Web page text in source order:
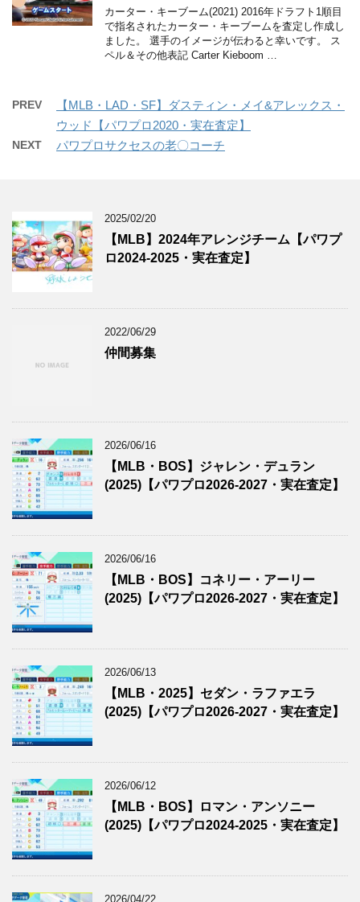
カーター・キーブーム(2021) 2016年ドラフト1順目
で指名されたカーター・キーブームを査定し作成し
ました。 選手のイメージが伝わると幸いです。 ス
ペル＆その他表記 Carter Kieboom …
PREV
【MLB・LAD・SF】ダスティン・メイ&アレックス・
ウッド【パワプロ2020・実在査定】
NEXT パワプロサクセスの老〇コーチ
2025/02/20
【MLB】2024年アレンジチーム【パワプ
ロ2024-2025・実在査定】
2022/06/29
仲間募集
2026/06/16
【MLB・BOS】ジャレン・デュラン
(2025)【パワプロ2026-2027・実在査定】
2026/06/16
【MLB・BOS】コネリー・アーリー
(2025)【パワプロ2026-2027・実在査定】
2026/06/13
【MLB・2025】セダン・ラファエラ
(2025)【パワプロ2026-2027・実在査定】
2026/06/12
【MLB・BOS】ロマン・アンソニー
(2025)【パワプロ2024-2025・実在査定】
2026/04/22